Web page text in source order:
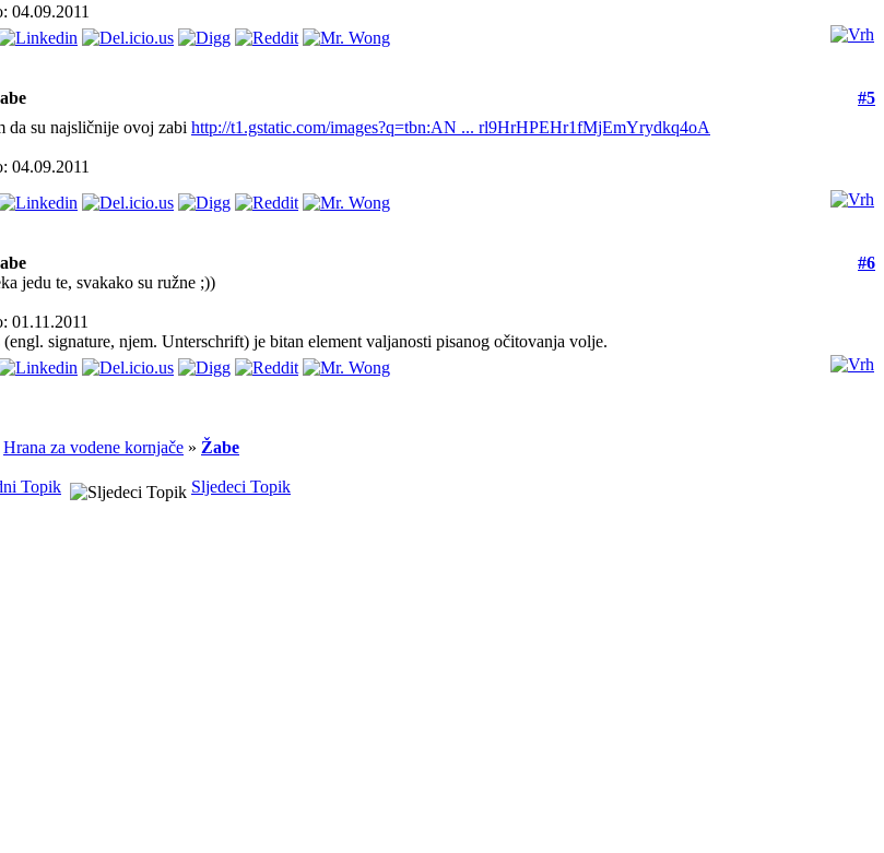
04.09.2011
#5
da su najsličnije ovoj zabi http://t1.gstatic.com/images?q=tbn:AN ... rl9HrHPEHr1fMjEmYrydkq4oA
04.09.2011
#6
jedu te, svakako su ružne ;))
01.11.2011
(engl. signature, njem. Unterschrift) je bitan element valjanosti pisanog očitovanja volje.
Hrana za vodene kornjače » Žabe
Topik Sljedeci Topik